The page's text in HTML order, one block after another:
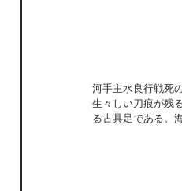
河手主水良行戦死
生々しい刀痕が残
る古具足である。